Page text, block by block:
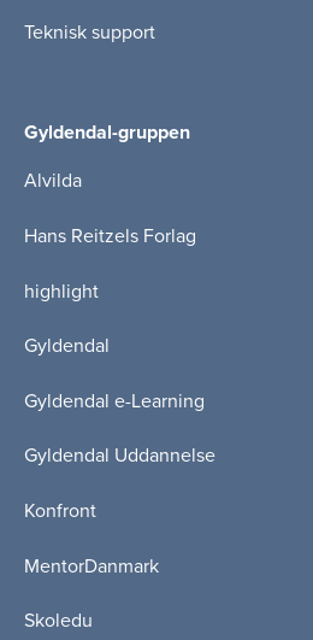
Teknisk support
Gyldendal-gruppen
Alvilda
Hans Reitzels Forlag
highlight
Gyldendal
Gyldendal e-Learning
Gyldendal Uddannelse
Konfront
MentorDanmark
Skoledu